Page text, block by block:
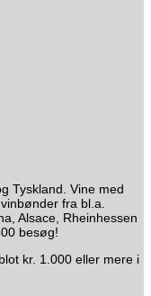
Tyskland. Vine med
fra bl.a.
Alsace, Rheinhessen
besøg!
kr. 1.000 eller mere i